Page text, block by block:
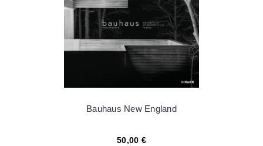
Bauhaus New England
50,00 €